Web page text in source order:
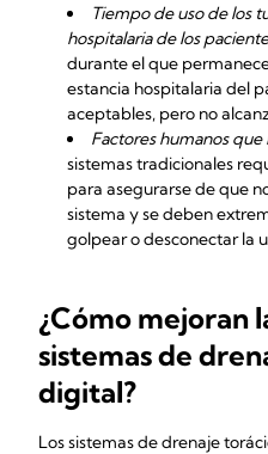
Tiempo de uso de los
hospitalaria de los
durante el que
estancia hospitalaria del
aceptables, pero no
Factores humanos
sistemas tradicionales
para asegurarse de que
sistema y se deben
golpear o desconectar la
¿Cómo mejoran
sistemas de
digital?
Los sistemas de drenaje